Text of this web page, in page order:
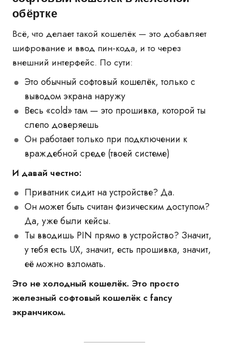
обёртке
Всё, что делает такой кошелёк — это добавляет
шифрование и ввод пин-кода, и то через
внешний интерфейс. По сути:
Это обычный софтовый кошелёк, только с
выводом экрана наружу
Весь «cold» там — это прошивка, которой ты
слепо доверяешь
Он работает только при подключении к
враждебной среде (твоей системе)
И давай честно:
Приватник сидит на устройстве? Да.
Он может быть считан физическим доступом?
Да, уже были кейсы.
Ты вводишь PIN прямо в устройство? Значит,
у тебя есть UX, значит, есть прошивка, значит,
её можно взломать.
Это не холодный кошелёк. Это просто
железный софтовый кошелёк с fancy
экранчиком.